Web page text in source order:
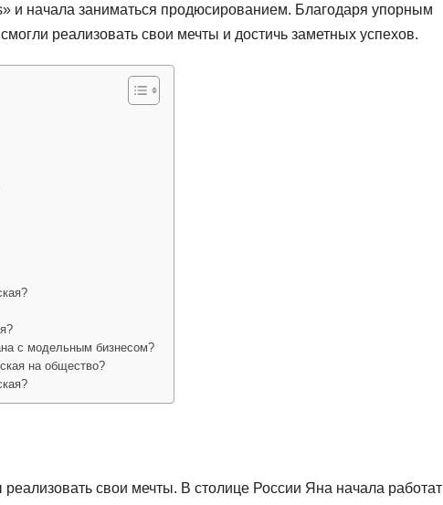
и начала заниматься продюсированием. Благодаря упорным
реализовать свои мечты и достичь заметных успехов.
с модельным бизнесом?
на общество?
свои мечты. В столице России Яна начала